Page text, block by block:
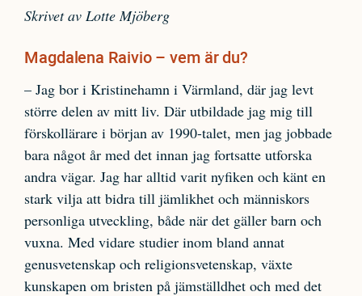
Skrivet av Lotte Mjöberg
Magdalena Raivio – vem är du?
– Jag bor i Kristinehamn i Värmland, där jag levt
större delen av mitt liv. Där utbildade jag mig till
förskollärare i början av 1990-talet, men jag jobbade
bara något år med det innan jag fortsatte utforska
andra vägar. Jag har alltid varit nyfiken och känt en
stark vilja att bidra till jämlikhet och människors
personliga utveckling, både när det gäller barn och
vuxna. Med vidare studier inom bland annat
genusvetenskap och religionsvetenskap, växte
kunskapen om bristen på jämställdhet och med det